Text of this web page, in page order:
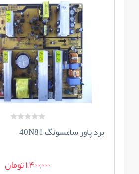
برد پاور سامسونگ 40N81
1,400,000 تومان